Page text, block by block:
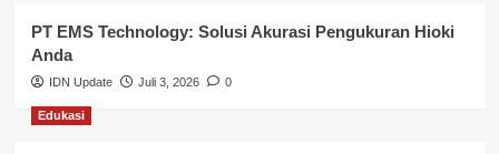
Pendidikan
Perbankan & Keuangan
Perpajakan & Keuangan
PT EMS Technology: Solusi Akurasi Pengukuran Hioki
Anda
IDN Update Juli 3, 2026 0
Edukasi